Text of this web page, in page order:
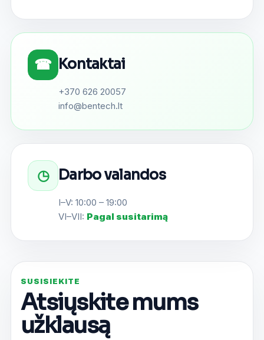
☎ Kontaktai
+370 626 20057
info@bentech.lt
◷ Darbo valandos
I–V: 10:00 – 19:00
VI–VII: Pagal susitarimą
SUSISIEKITE
Atsiųskite mums
užklausą